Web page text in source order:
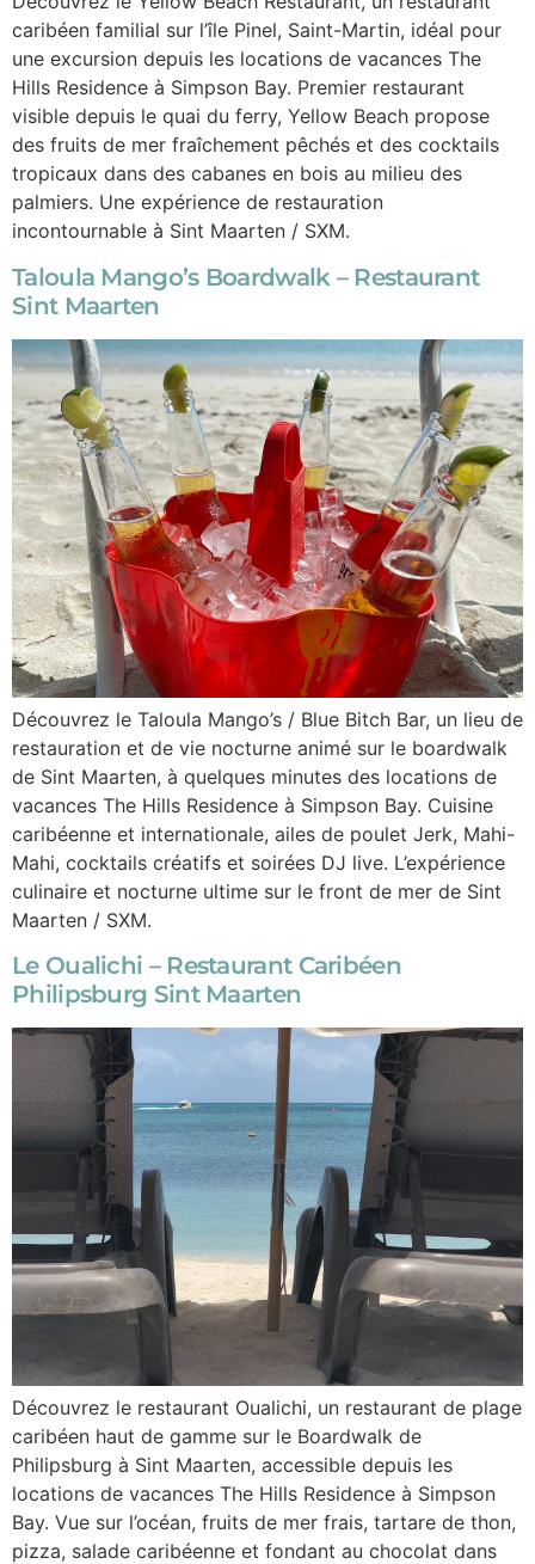
caribéen familial sur l’île Pinel, Saint-Martin, idéal pour
une excursion depuis les locations de vacances The
Hills Residence à Simpson Bay. Premier restaurant
visible depuis le quai du ferry, Yellow Beach propose
des fruits de mer fraîchement pêchés et des cocktails
tropicaux dans des cabanes en bois au milieu des
palmiers. Une expérience de restauration
incontournable à Sint Maarten / SXM.
Taloula Mango’s Boardwalk – Restaurant
Sint Maarten
Découvrez le Taloula Mango’s / Blue Bitch Bar, un lieu de
restauration et de vie nocturne animé sur le boardwalk
de Sint Maarten, à quelques minutes des locations de
vacances The Hills Residence à Simpson Bay. Cuisine
caribéenne et internationale, ailes de poulet Jerk, Mahi-
Mahi, cocktails créatifs et soirées DJ live. L’expérience
culinaire et nocturne ultime sur le front de mer de Sint
Maarten / SXM.
Le Oualichi – Restaurant Caribéen
Philipsburg Sint Maarten
Découvrez le restaurant Oualichi, un restaurant de plage
caribéen haut de gamme sur le Boardwalk de
Philipsburg à Sint Maarten, accessible depuis les
locations de vacances The Hills Residence à Simpson
Bay. Vue sur l’océan, fruits de mer frais, tartare de thon,
pizza, salade caribéenne et fondant au chocolat dans